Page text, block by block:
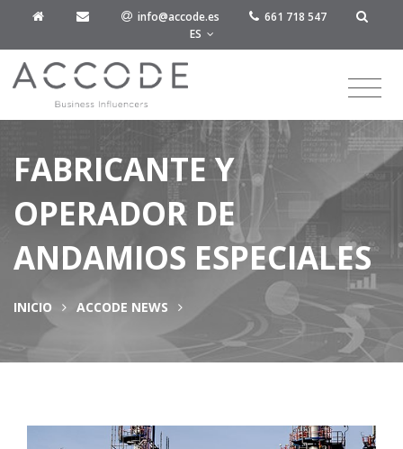
info@accode.es
661 718 547
ES
FABRICANTE Y
OPERADOR DE
ANDAMIOS ESPECIALES
INICIO ACCODE NEWS